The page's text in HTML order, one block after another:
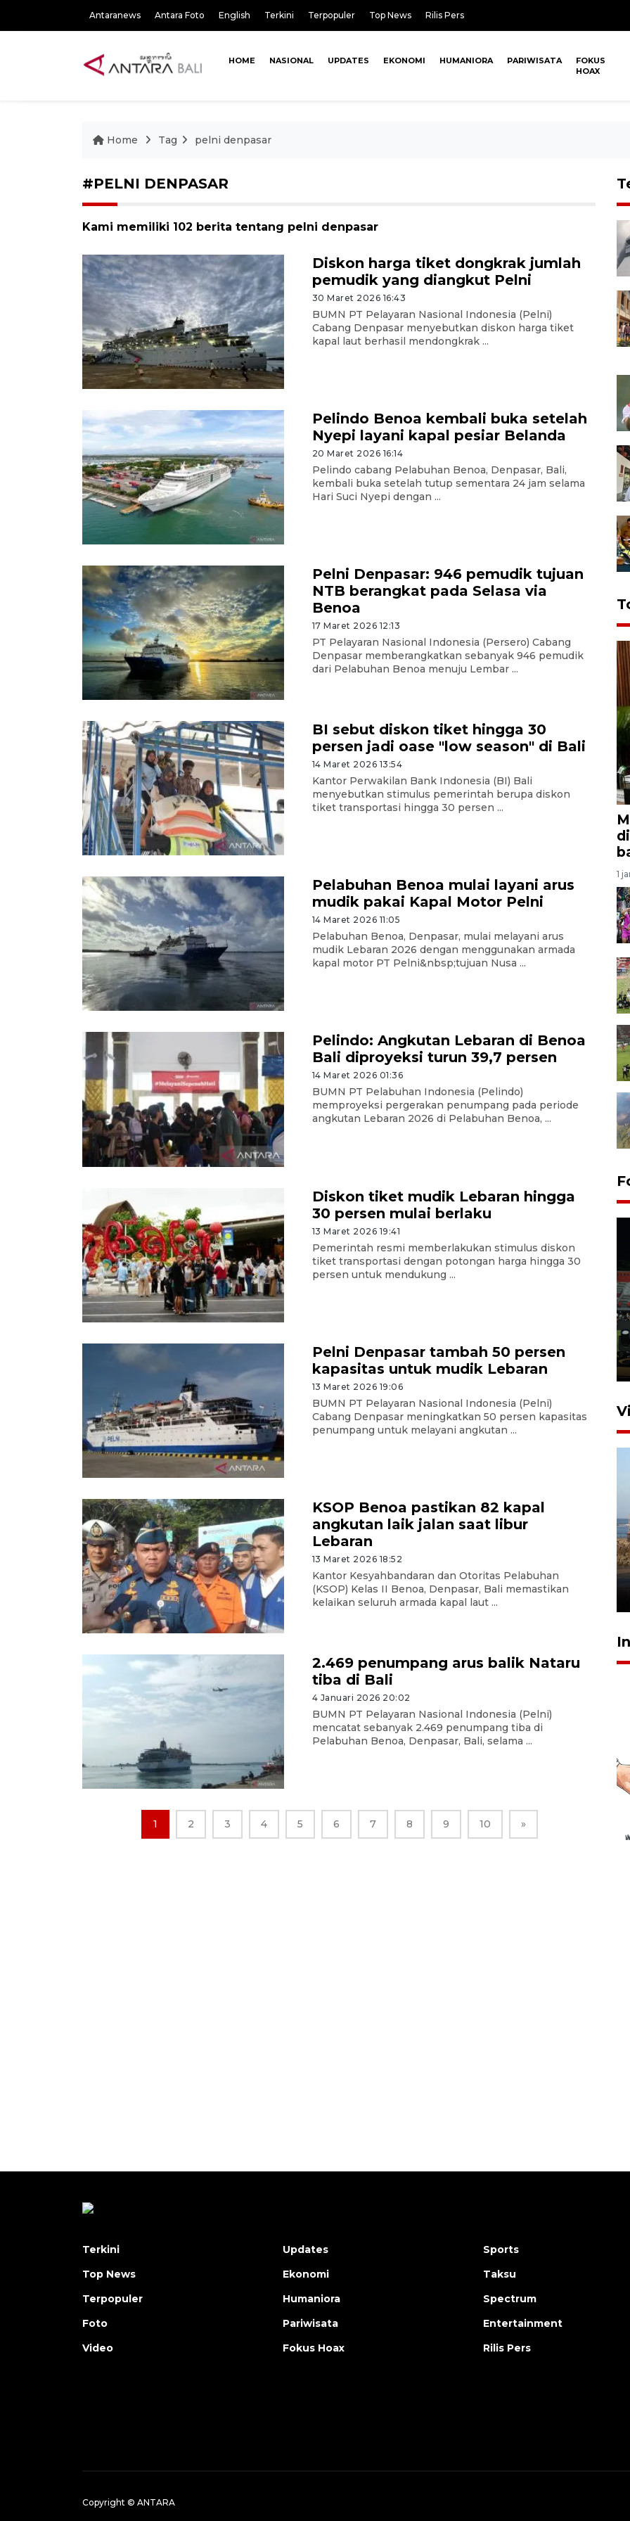
Antaranews Antara Foto English Terkini Terpopuler Top News Rilis Pers
HOME NASIONAL UPDATES EKONOMI HUMANIORA PARIWISATA
FOKUS
HOAX
Home Tag pelni denpasar
#PELNI DENPASAR
Kami memiliki 102 berita tentang pelni denpasar
Diskon harga tiket dongkrak jumlah
pemudik yang diangkut Pelni
30 Maret 2026 16:43
BUMN PT Pelayaran Nasional Indonesia (Pelni)
Cabang Denpasar menyebutkan diskon harga tiket
kapal laut berhasil mendongkrak ...
Pelindo Benoa kembali buka setelah
Nyepi layani kapal pesiar Belanda
20 Maret 2026 16:14
Pelindo cabang Pelabuhan Benoa, Denpasar, Bali,
kembali buka setelah tutup sementara 24 jam selama
Hari Suci Nyepi dengan ...
Pelni Denpasar: 946 pemudik tujuan
NTB berangkat pada Selasa via
Benoa
17 Maret 2026 12:13
PT Pelayaran Nasional Indonesia (Persero) Cabang
Denpasar memberangkatkan sebanyak 946 pemudik
dari Pelabuhan Benoa menuju Lembar ...
BI sebut diskon tiket hingga 30
persen jadi oase "low season" di Bali
14 Maret 2026 13:54
Kantor Perwakilan Bank Indonesia (BI) Bali
menyebutkan stimulus pemerintah berupa diskon
tiket transportasi hingga 30 persen ...
Pelabuhan Benoa mulai layani arus
mudik pakai Kapal Motor Pelni
14 Maret 2026 11:05
Pelabuhan Benoa, Denpasar, mulai melayani arus
mudik Lebaran 2026 dengan menggunakan armada
kapal motor PT Pelni&nbsp;tujuan Nusa ...
Pelindo: Angkutan Lebaran di Benoa
Bali diproyeksi turun 39,7 persen
14 Maret 2026 01:36
BUMN PT Pelabuhan Indonesia (Pelindo)
memproyeksi pergerakan penumpang pada periode
angkutan Lebaran 2026 di Pelabuhan Benoa, ...
Diskon tiket mudik Lebaran hingga
30 persen mulai berlaku
13 Maret 2026 19:41
Pemerintah resmi memberlakukan stimulus diskon
tiket transportasi dengan potongan harga hingga 30
persen untuk mendukung ...
Pelni Denpasar tambah 50 persen
kapasitas untuk mudik Lebaran
13 Maret 2026 19:06
BUMN PT Pelayaran Nasional Indonesia (Pelni)
Cabang Denpasar meningkatkan 50 persen kapasitas
penumpang untuk melayani angkutan ...
KSOP Benoa pastikan 82 kapal
angkutan laik jalan saat libur
Lebaran
13 Maret 2026 18:52
Kantor Kesyahbandaran dan Otoritas Pelabuhan
(KSOP) Kelas II Benoa, Denpasar, Bali memastikan
kelaikan seluruh armada kapal laut ...
2.469 penumpang arus balik Nataru
tiba di Bali
4 Januari 2026 20:02
BUMN PT Pelayaran Nasional Indonesia (Pelni)
mencatat sebanyak 2.469 penumpang tiba di
Pelabuhan Benoa, Denpasar, Bali, selama ...
1 2 3 4 5 6 7 8 9 10 »
1
latihan di Kepri
5 Agustus 2026 16:28
Bali tanam ribuan bibit
mangrove
26 Juli 2026 21:18
Terkini
Top News
Terpopuler
Foto
Video
Updates
Ekonomi
Humaniora
Pariwisata
Fokus Hoax
Sports
Taksu
Spectrum
Entertainment
Rilis Pers
Copyright © ANTARA